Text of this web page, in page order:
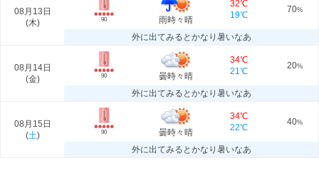
08月13日
(木) 90 雨時々晴
32℃
19℃
70%
外に出てみるとかなり暑いなあ
08月14日
(金) 90 曇時々晴
34℃
21℃
20%
外に出てみるとかなり暑いなあ
08月15日
(土) 90 曇時々晴
34℃
22℃
40%
外に出てみるとかなり暑いなあ